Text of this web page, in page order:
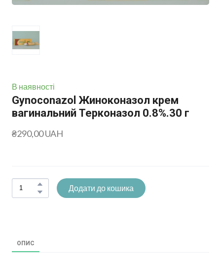
В наявності
Gynoconazol Жиноконазол крем
вагинальний Терконазол 0.8%.30 г
₴290,00 UAH
Додати до кошика
ОПИС